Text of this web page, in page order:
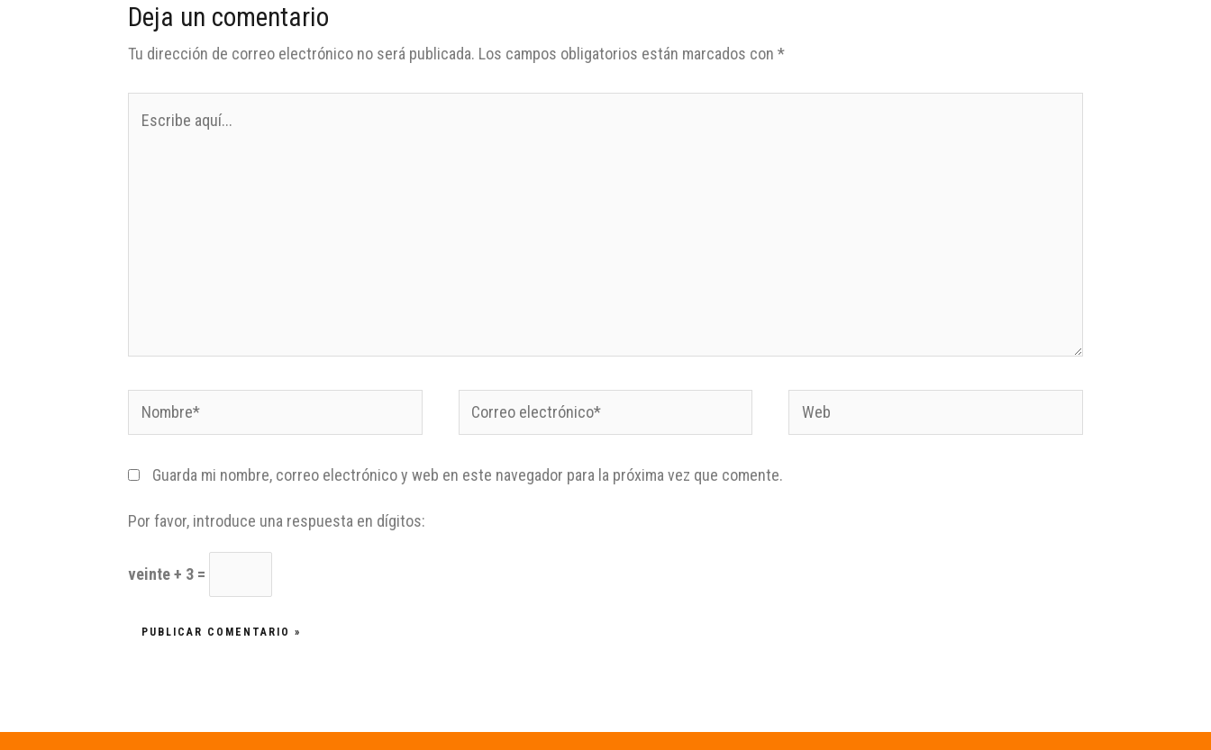
Deja un comentario
Tu dirección de correo electrónico no será publicada. Los campos obligatorios están marcados con*
Guarda mi nombre, correo electrónico y web en este navegador para la próxima vez que comente.
Por favor, introduce una respuesta en dígitos:
veinte + 3 =